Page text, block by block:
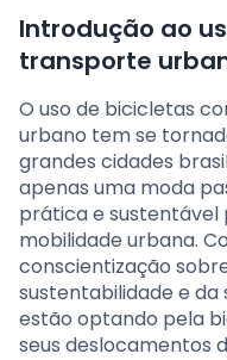
Introdução ao
transporte
O uso de bicicletas
urbano tem se
grandes cidades
apenas uma moda
prática e sustentável
mobilidade urbana.
conscientização
sustentabilidade e da
estão optando pela
seus deslocamentos